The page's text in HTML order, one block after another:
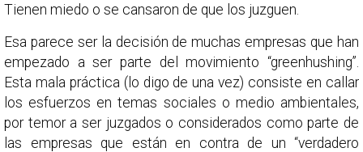
Tienen miedo o se cansaron de que los juzguen.
Esa parece ser la decisión de muchas empresas que han
empezado a ser parte del movimiento “greenhushing”.
Esta mala práctica (lo digo de una vez) consiste en callar
los esfuerzos en temas sociales o medio ambientales,
por temor a ser juzgados o considerados como parte de
las empresas que están en contra de un “verdadero